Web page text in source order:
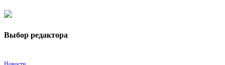
Выбор редактора